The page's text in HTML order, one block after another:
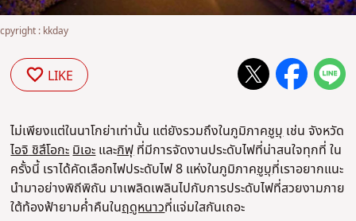
cpyright : kkday
LIKE
ไม่เพียงแต่ในนาโกย่าเท่านั้น แต่ยังรวมถึงในภูมิภาคชูบุเช่น จังหวัด
ไอจิชิสึโอกะมิเอะและกิฟุที่มีการจัดงานประดับไฟที่น่าสนใจทุกที่ ใน
ครั้งนี้ เราได้คัดเลือกไฟประดับไฟ 8 แห่งในภูมิภาคชูบุที่เราอยากแนะ
นํามาอย่างพิถีพิถัน มาเพลิดเพลินไปกับการประดับไฟที่สวยงามภาย
ใต้ท้องฟ้ายามค่ำคืนในฤดูหนาวที่แจ่มใสกันเถอะ